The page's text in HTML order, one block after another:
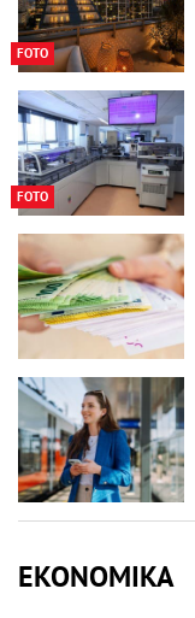
FOTO
FOTO
EKONOMIKA